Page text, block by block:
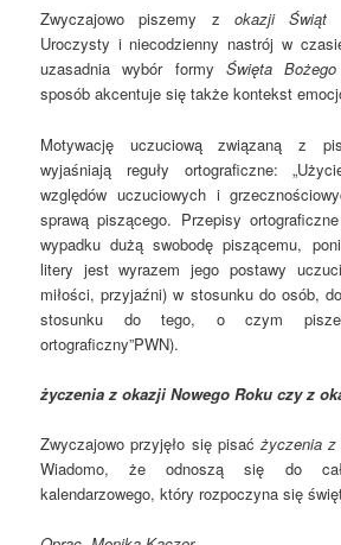
Zwyczajowo piszemy z okazji Świąt
Uroczysty i niecodzienny nastrój w
uzasadnia wybór formy Święta
sposób akcentuje się także kontekst
Motywację uczuciową związaną z
wyjaśniają reguły ortograficzne:
względów uczuciowych i
sprawą piszącego. Przepisy
wypadku dużą swobodę piszącemu,
litery jest wyrazem jego postawy
miłości, przyjaźni) w stosunku do osób,
stosunku do tego, o czym
ortograficzny”PWN).
życzenia z okazji Nowego Roku czy z
Zwyczajowo przyjęło się pisaćżyczenia z
Wiadomo, że odnoszą się do
kalendarzowego, który rozpoczyna się